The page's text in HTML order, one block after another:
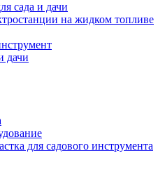
сада и дачи
на жидком топливе
дачи
для садового инструмента